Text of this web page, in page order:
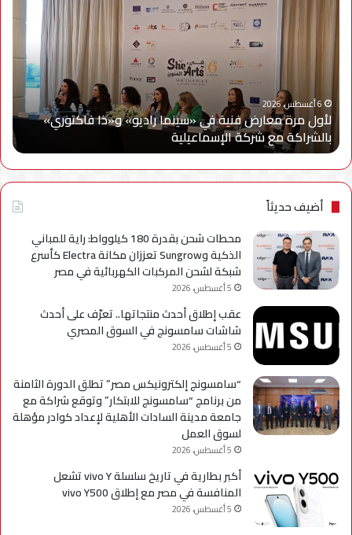
معارض
فنية
في
«سينما
راديو»
و«ذا
فاكتوري»
بالشراكة
مع
شركة
الإسماعيلية
6 أغسطس، 2026
لأول مرة معارض فنية في «سينما راديو» و«ذا فاكتوري»
بالشراكة مع شركة الإسماعيلية
مع
Cy
في
A
أضيف حديثاً
محطات شحن بقدرة 180 كيلوواط: راية للمباني
الذكية وSungrow تعززان مكانة Electra كأسرع
شبكة لشحن المركبات الكهربائية في مصر
5 أغسطس، 2026
عقب إطلاق أحدث منتجاتها.. تعرّف على أحدث
شاشات سامسونج في السوق المصري
5 أغسطس، 2026
“سامسونج إلكترونيكس مصر” تطلق الدورة الثامنة
من برنامج “سامسونج للابتكار” وتوقع شراكة مع
جامعة مدينة السادات الأهلية لإعداد كوادر مؤهلة
لسوق العمل
5 أغسطس، 2026
أكبر بطارية في تاريخ سلسلة vivo Y تشعل
المنافسة في مصر مع إطلاق vivo Y500
5 أغسطس، 2026